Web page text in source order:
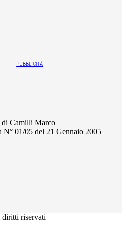
- PUBBLICITÀ
di Camilli Marco
N° 01/05 del 21 Gennaio 2005
riservati